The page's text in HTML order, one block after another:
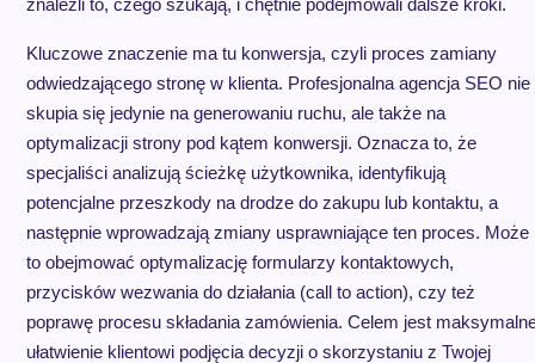
Kluczowe znaczenie ma tu konwersja, czyli proces zamiany
odwiedzającego stronę w klienta. Profesjonalna agencja SEO nie
skupia się jedynie na generowaniu ruchu, ale także na
optymalizacji strony pod kątem konwersji. Oznacza to, że
specjaliści analizują ścieżkę użytkownika, identyfikują
potencjalne przeszkody na drodze do zakupu lub kontaktu, a
następnie wprowadzają zmiany usprawniające ten proces. Może
to obejmować optymalizację formularzy kontaktowych,
przycisków wezwania do działania (call to action), czy też
poprawę procesu składania zamówienia. Celem jest
ułatwienie klientowi podjęcia decyzji o skorzystaniu z Twojej